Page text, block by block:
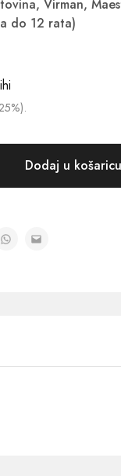
Virman,
do 12 rata)
Dodaj u košaricu